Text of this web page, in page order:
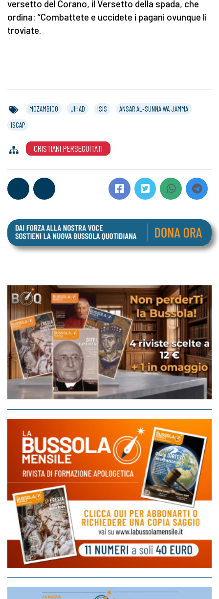
versetto del Corano, il Versetto della spada, che
ordina: “Combattete e uccidete i pagani ovunque li
troviate.
MOZAMBICO JIHAD ISIS
ANSAR AL-SUNNA WA JAMMA
ISCAP
CRISTIANI PERSEGUITATI